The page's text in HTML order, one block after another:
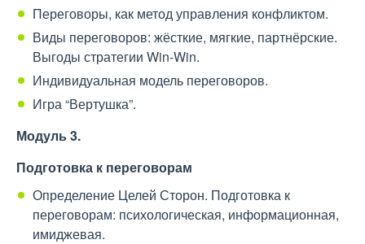
Переговоры, как метод управления конфликтом.
Виды переговоров: жёсткие, мягкие, партнёрские.
Выгоды стратегии Win-Win.
Индивидуальная модель переговоров.
Игра “Вертушка”.
Модуль 3.
Подготовка к переговорам
Определение Целей Сторон. Подготовка к
переговорам: психологическая, информационная,
имиджевая.